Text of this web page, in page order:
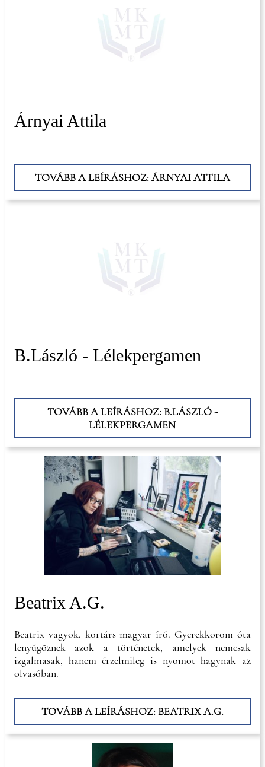
Árnyai Attila
TOVÁBB A LEÍRÁSHOZ: ÁRNYAI ATTILA
B.László - Lélekpergamen
TOVÁBB A LEÍRÁSHOZ: B.LÁSZLÓ -
LÉLEKPERGAMEN
Beatrix A.G.
Beatrix vagyok, kortárs magyar író. Gyerekkorom óta
lenyűgöznek azok a történetek, amelyek nemcsak
izgalmasak, hanem érzelmileg is nyomot hagynak az
olvasóban.
TOVÁBB A LEÍRÁSHOZ: BEATRIX A.G.